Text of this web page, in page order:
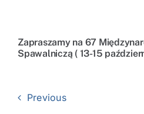
Zapraszamy na 67
Spawalniczą ( 13-15
Previous